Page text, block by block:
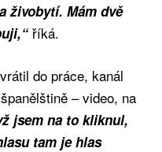
živobytí. Mám dvě
říká.
do práce, kanál
– video, na
jsem na to kliknul,
tam je hlas